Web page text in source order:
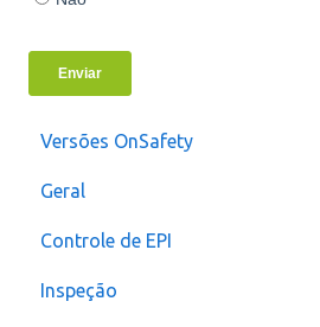
Versões OnSafety
Última Versão
Versões anteriores
Geral
Usuários
Controle de EPI
Configurações
Inspeção